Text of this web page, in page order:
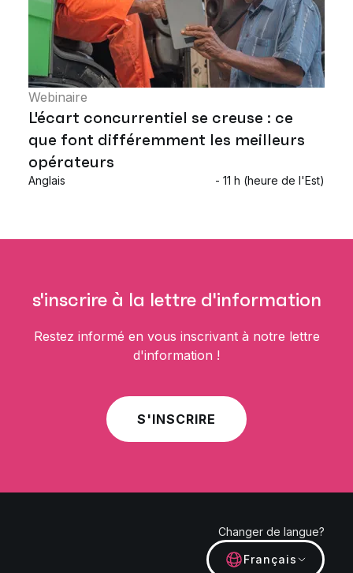
Webinaire
L'écart concurrentiel se creuse : ce
que font différemment les meilleurs
opérateurs
Anglais - 11 h (heure de l'Est)
s'inscrire à la lettre d'information
Restez informé en vous inscrivant à notre lettre
d'information !
S'INSCRIRE
Changer de langue?
Français